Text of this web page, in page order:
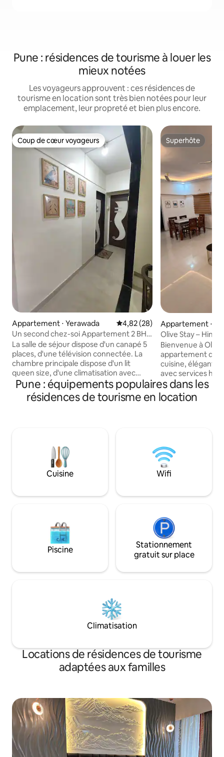
Pune : résidences de tourisme à louer les
mieux notées
Les voyageurs approuvent : ces résidences de
tourisme en location sont très bien notées pour leur
emplacement, leur propreté et bien plus encore.
Coup de cœur voyageurs
Coup de cœur voyageurs
Appartement ⋅ Yerawada Évaluation moyenne sur la
4,82 (28)
Un second chez-soi Appartement 2 BHK
serein et calme
La salle de séjour dispose d'un canapé 5
places, d'une télévision connectée. La
chambre principale dispose d'un lit
queen size, d'une climatisation avec
services et d'une salle de bain attenante.
La cuisine est équipée d'un
réfrigérateur, d'un RO et d'une cuisinière
propriété est située à 10 minutes de
l'aéroport international de Pune, de
Phoenix Market City, du Pune Golf Club
et du centre commercial aérospatial.
d'affaires Yerwada
Superhôte
Superhôte
Appartement ⋅
ase III
Olive Stay –
Bienvenue à Olive
appartement de
cuisine, élégant,
avec services
professionnels,
et les voyageurs
d'une connexion
informatiques,
magasins. Pour
voyageurs ou
restera
exclusif à toutes
Pune : équipements populaires dans les
résidences de tourisme en location
Cuisine Wifi
Piscine
Stationnement
gratuit sur place
Climatisation
Locations de résidences de tourisme
adaptées aux familles